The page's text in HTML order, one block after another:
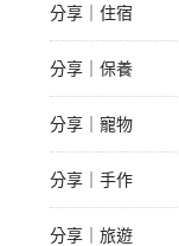
分享｜住宿
分享｜保養
分享｜寵物
分享｜手作
分享｜旅遊